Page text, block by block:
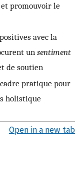
et promouvoir le
avec la
un sentiment
de soutien
pratique pour
holistique
Open in a new tab